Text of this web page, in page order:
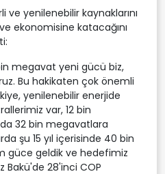
ve yenilenebilir kaynaklarını
ekonomisine katacağını
megavat yeni gücü biz,
Bu hakikaten çok önemli
yenilenebilir enerjide
var, 12 bin
32 bin megavatlara
şu 15 yıl içerisinde 40 bin
güce geldik ve hedefimiz
Bakü'de 28'inci COP